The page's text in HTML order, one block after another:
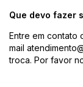
Que devo fazer
Entre em contato
mail
troca. Por favor